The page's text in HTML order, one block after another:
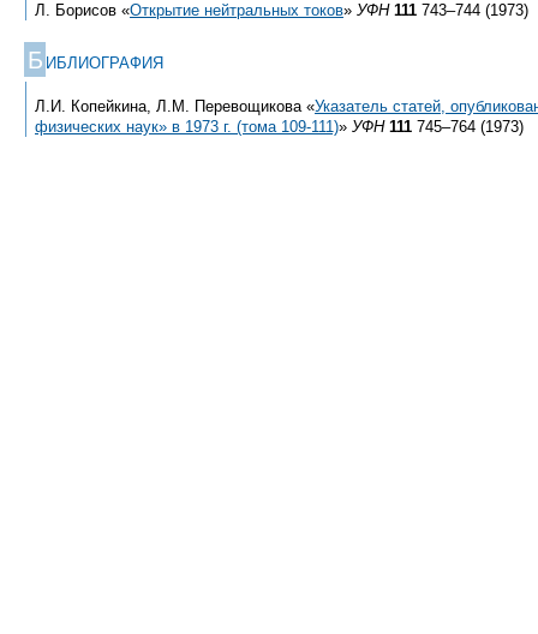
Л. Борисов «Открытие нейтральных токов» УФН 111 743–744 (1973)
Б ИБЛИОГРАФИЯ
Л.И. Копейкина, Л.М. Перевощикова «Указатель статей,
физических наук» в 1973 г. (тома 109-111)» УФН 111 745–764 (1973)